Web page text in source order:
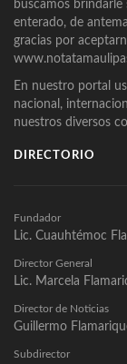
buscamos
enterado, de
gracias por
En nuestro portal
nacional,
nuestros diversos
DIRECTORIO
Fundador
Lic. Cuauhtémoc
Director General
Lic. Marcela
Director de Noticias
Guillermo
Subdirector